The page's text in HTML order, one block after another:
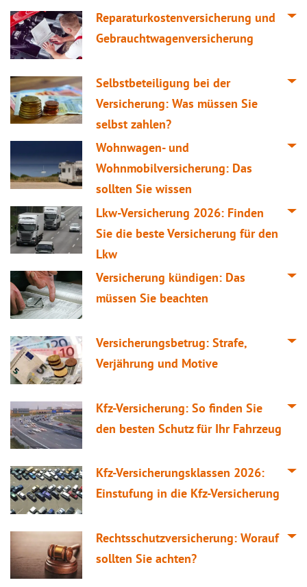
Reparaturkostenversicherung und
Gebrauchtwagenversicherung
Selbstbeteiligung bei der
Versicherung: Was müssen Sie
selbst zahlen?
Wohnwagen- und
Wohnmobilversicherung: Das
sollten Sie wissen
Lkw-Versicherung 2026: Finden
Sie die beste Versicherung für den
Lkw
Versicherung kündigen: Das
müssen Sie beachten
Versicherungsbetrug: Strafe,
Verjährung und Motive
Kfz-Versicherung: So finden Sie
den besten Schutz für Ihr Fahrzeug
Kfz-Versicherungsklassen 2026:
Einstufung in die Kfz-Versicherung
Rechtsschutzversicherung: Worauf
sollten Sie achten?